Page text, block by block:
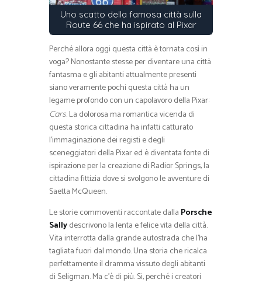
Uno scatto della famosa città sulla
Route 66 che ha ispirato al Pixar
Perché allora oggi questa città è tornata così in
voga? Nonostante stesse per diventare una città
fantasma e gli abitanti attualmente presenti
siano veramente pochi questa città ha un
legame profondo con un capolavoro della Pixar:
Cars. La dolorosa ma romantica vicenda di
questa storica cittadina ha infatti catturato
l’immaginazione dei registi e degli
sceneggiatori della Pixar ed è diventata fonte di
ispirazione per la creazione di Radior Springs, la
cittadina fittizia dove si svolgono le avventure di
Saetta McQueen.
Le storie commoventi raccontate dalla Porsche
Sallydescrivono la lenta e felice vita della città.
Vita interrotta dalla grande autostrada che l’ha
tagliata fuori dal mondo. Una storia che ricalca
perfettamente il dramma vissuto degli abitanti
di Seligman. Ma c’è di più. Si, perché i creatori